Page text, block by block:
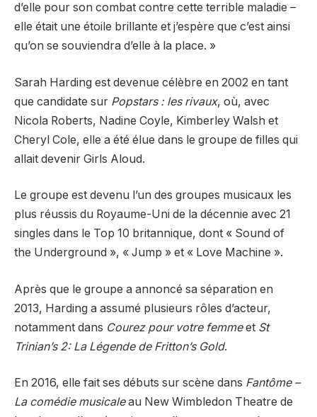
d’elle pour son combat contre cette terrible maladie –
elle était une étoile brillante et j’espère que c’est ainsi
qu’on se souviendra d’elle à la place. »
Sarah Harding est devenue célèbre en 2002 en tant
que candidate sur Popstars : les rivaux, où, avec
Nicola Roberts, Nadine Coyle, Kimberley Walsh et
Cheryl Cole, elle a été élue dans le groupe de filles qui
allait devenir Girls Aloud.
Le groupe est devenu l’un des groupes musicaux les
plus réussis du Royaume-Uni de la décennie avec 21
singles dans le Top 10 britannique, dont « Sound of
the Underground », « Jump » et « Love Machine ».
Après que le groupe a annoncé sa séparation en
2013, Harding a assumé plusieurs rôles d’acteur,
notamment dans Courez pour votre femmeet St
Trinian’s 2: La Légende de Fritton’s Gold.
En 2016, elle fait ses débuts sur scène dans Fantôme –
La comédie musicaleau New Wimbledon Theatre de